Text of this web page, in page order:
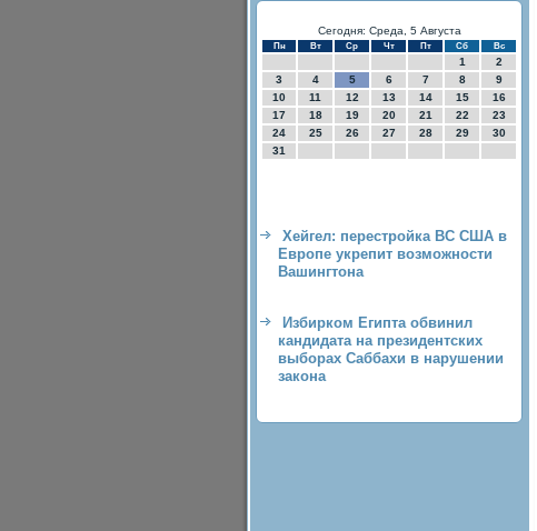
Сегодня: Среда, 5 Августа
Пн Вт Ср Чт Пт Сб Вс
1
2
3
4 5 6 7 8
9
10
11 12 13 14 15
16
17
18 19 20 21 22
23
24
25 26 27 28 29
30
31
Хейгел: перестройка ВС США в
Европе укрепит возможности
Вашингтона
Избирком Египта обвинил
кандидата на президентских
выборах Саббахи в нарушении
закона